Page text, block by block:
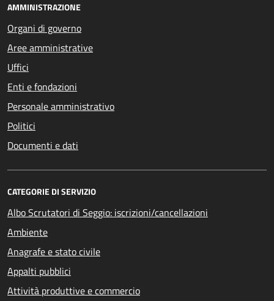
AMMINISTRAZIONE
Organi di governo
Aree amministrative
Uffici
Enti e fondazioni
Personale amministrativo
Politici
Documenti e dati
CATEGORIE DI SERVIZIO
Albo Scrutatori di Seggio: iscrizioni/cancellazioni
Ambiente
Anagrafe e stato civile
Appalti pubblici
Attività produttive e commercio